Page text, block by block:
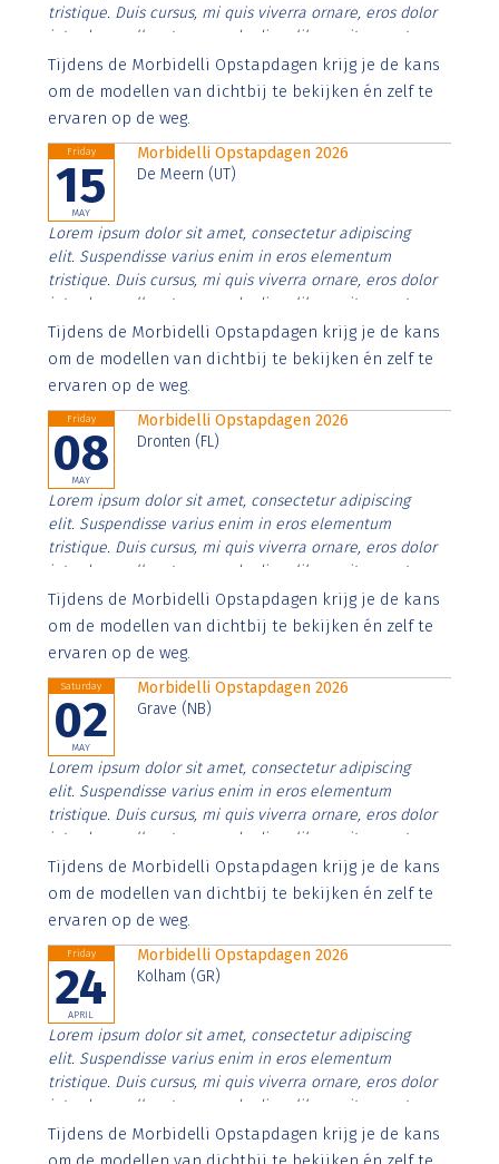
tristique. Duis cursus, mi quis viverra ornare, eros dolor
interdum nulla, ut commodo diam libero vitae erat.
Aenean faucibus nibh et justo cursus id rutrum lorem
imperdiet. Nunc ut sem vitae risus tristique posuere.
Tijdens de Morbidelli Opstapdagen krijg je de kans
om de modellen van dichtbij te bekijken én zelf te
ervaren op de weg.
Friday
15
MAY
Morbidelli Opstapdagen 2026
De Meern (UT)
Lorem ipsum dolor sit amet, consectetur adipiscing
elit. Suspendisse varius enim in eros elementum
tristique. Duis cursus, mi quis viverra ornare, eros dolor
interdum nulla, ut commodo diam libero vitae erat.
Aenean faucibus nibh et justo cursus id rutrum lorem
imperdiet. Nunc ut sem vitae risus tristique posuere.
Tijdens de Morbidelli Opstapdagen krijg je de kans
om de modellen van dichtbij te bekijken én zelf te
ervaren op de weg.
Friday
08
MAY
Morbidelli Opstapdagen 2026
Dronten (FL)
Lorem ipsum dolor sit amet, consectetur adipiscing
elit. Suspendisse varius enim in eros elementum
tristique. Duis cursus, mi quis viverra ornare, eros dolor
interdum nulla, ut commodo diam libero vitae erat.
Aenean faucibus nibh et justo cursus id rutrum lorem
imperdiet. Nunc ut sem vitae risus tristique posuere.
Tijdens de Morbidelli Opstapdagen krijg je de kans
om de modellen van dichtbij te bekijken én zelf te
ervaren op de weg.
Saturday
02
MAY
Morbidelli Opstapdagen 2026
Grave (NB)
Lorem ipsum dolor sit amet, consectetur adipiscing
elit. Suspendisse varius enim in eros elementum
tristique. Duis cursus, mi quis viverra ornare, eros dolor
interdum nulla, ut commodo diam libero vitae erat.
Aenean faucibus nibh et justo cursus id rutrum lorem
imperdiet. Nunc ut sem vitae risus tristique posuere.
Tijdens de Morbidelli Opstapdagen krijg je de kans
om de modellen van dichtbij te bekijken én zelf te
ervaren op de weg.
Friday
24
APRIL
Morbidelli Opstapdagen 2026
Kolham (GR)
Lorem ipsum dolor sit amet, consectetur adipiscing
elit. Suspendisse varius enim in eros elementum
tristique. Duis cursus, mi quis viverra ornare, eros dolor
interdum nulla, ut commodo diam libero vitae erat.
Aenean faucibus nibh et justo cursus id rutrum lorem
imperdiet. Nunc ut sem vitae risus tristique posuere.
Tijdens de Morbidelli Opstapdagen krijg je de kans